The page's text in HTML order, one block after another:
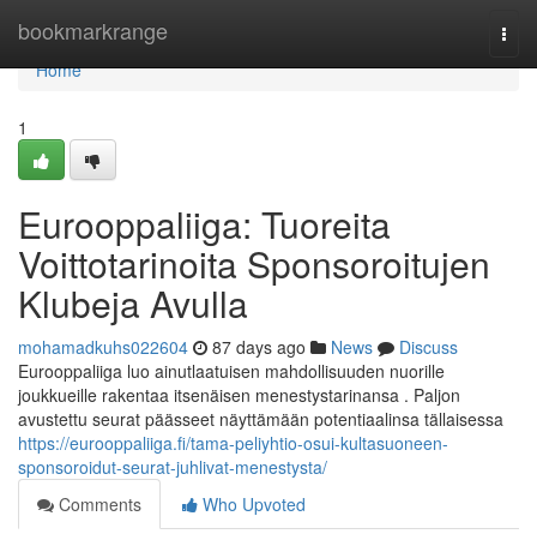
bookmarkrange
Home
Home
1
Eurooppaliiga: Tuoreita
Voittotarinoita Sponsoroitujen
Klubeja Avulla
mohamadkuhs022604 87 days ago News
Discuss
Eurooppaliiga luo ainutlaatuisen mahdollisuuden nuorille
joukkueille rakentaa itsenäisen menestystarinansa . Paljon
avustettu seurat päässeet näyttämään potentiaalinsa tällaisessa
https://eurooppaliiga.fi/tama-peliyhtio-osui-kultasuoneen-
sponsoroidut-seurat-juhlivat-menestysta/
Comments
Who Upvoted